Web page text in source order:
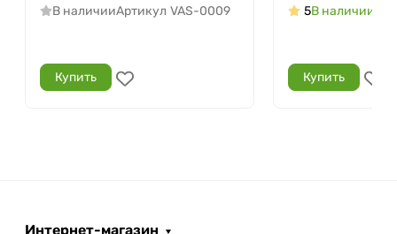
В наличииАртикул VAS-0009
Купить
5В наличии
Купить
Интернет-магазин